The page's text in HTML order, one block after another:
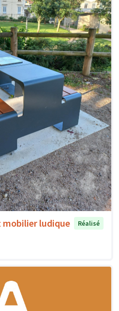
mobilier ludique
Réalisé